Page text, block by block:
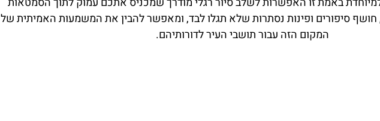
סיפורים ופינות נסתרות שלא תגלו לבד, ומאפשר להבין את המשמעות האמיתית של
המקום הזה עבור תושבי העיר לדורותיהם.